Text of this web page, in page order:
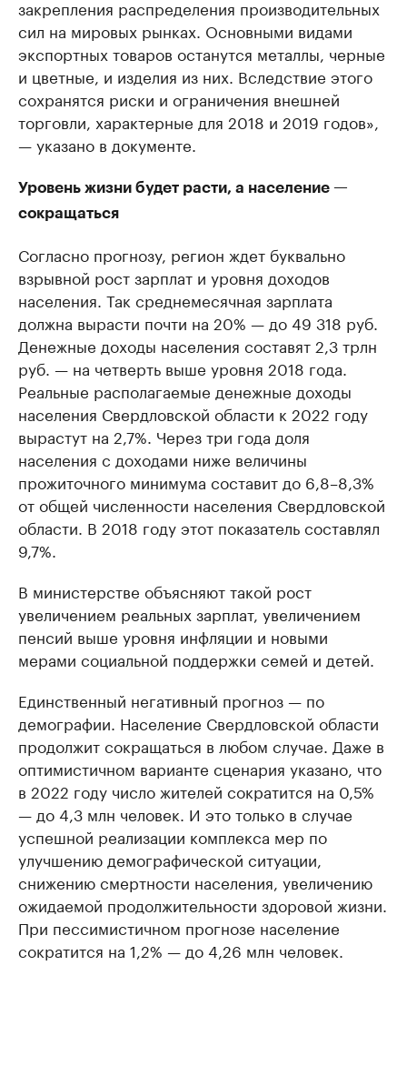
закрепления распределения производительных
сил на мировых рынках. Основными видами
экспортных товаров останутся металлы, черные
и цветные, и изделия из них. Вследствие этого
сохранятся риски и ограничения внешней
торговли, характерные для 2018 и 2019 годов»,
— указано в документе.
Уровень жизни будет расти, а население —
сокращаться
Согласно прогнозу, регион ждет буквально
взрывной рост зарплат и уровня доходов
населения. Так среднемесячная зарплата
должна вырасти почти на 20% — до 49 318 руб.
Денежные доходы населения составят 2,3 трлн
руб. — на четверть выше уровня 2018 года.
Реальные располагаемые денежные доходы
населения Свердловской области к 2022 году
вырастут на 2,7%. Через три года доля
населения с доходами ниже величины
прожиточного минимума составит до 6,8–8,3%
от общей численности населения Свердловской
области. В 2018 году этот показатель составлял
9,7%.
В министерстве объясняют такой рост
увеличением реальных зарплат, увеличением
пенсий выше уровня инфляции и новыми
мерами социальной поддержки семей и детей.
Единственный негативный прогноз — по
демографии. Население Свердловской области
продолжит сокращаться в любом случае. Даже в
оптимистичном варианте сценария указано, что
в 2022 году число жителей сократится на 0,5%
— до 4,3 млн человек. И это только в случае
успешной реализации комплекса мер по
улучшению демографической ситуации,
снижению смертности населения, увеличению
ожидаемой продолжительности здоровой жизни.
При пессимистичном прогнозе население
сократится на 1,2% — до 4,26 млн человек.